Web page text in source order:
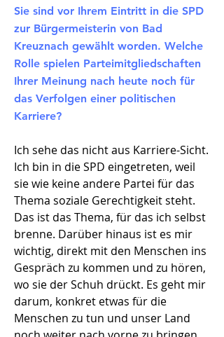
Sie sind vor Ihrem Eintritt in die SPD
zur Bürgermeisterin von Bad
Kreuznach gewählt worden. Welche
Rolle spielen Parteimitgliedschaften
Ihrer Meinung nach heute noch für
das Verfolgen einer politischen
Karriere?
Ich sehe das nicht aus Karriere-Sicht.
Ich bin in die SPD eingetreten, weil
sie wie keine andere Partei für das
Thema soziale Gerechtigkeit steht.
Das ist das Thema, für das ich selbst
brenne. Darüber hinaus ist es mir
wichtig, direkt mit den Menschen ins
Gespräch zu kommen und zu hören,
wo sie der Schuh drückt. Es geht mir
darum, konkret etwas für die
Menschen zu tun und unser Land